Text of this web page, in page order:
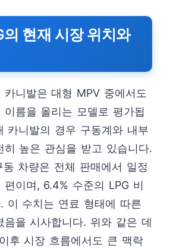
현재 시장 위치와
카니발은 대형 MPV 중에서도
이름을 올리는 모델로 평가됩
카니발의 경우 구동계와 내부
히 높은 관심을 받고 있습니다.
동 차량은 전체 판매에서 일정
편이며, 6.4% 수준의 LPG 비
이 수치는 연료 형태에 따른
음을 시사합니다. 위와 같은 데
후 시장 흐름에서도 큰 맥락